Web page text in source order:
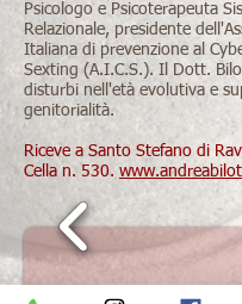
Psicologo e Psicoterapeuta
Relazionale, presidente
Italiana di prevenzione al
Sexting (A.I.C.S.). Il Dott.
disturbi nell'età evolutiva e
genitorialità.
Riceve a Santo Stefano di
Cella n. 530.